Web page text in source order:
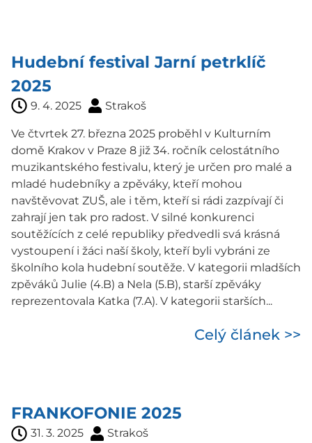
Hudební festival Jarní petrklíč
2025
9. 4. 2025 Strakoš
Ve čtvrtek 27. března 2025 proběhl v Kulturním
domě Krakov v Praze 8 již 34. ročník celostátního
muzikantského festivalu, který je určen pro malé a
mladé hudebníky a zpěváky, kteří mohou
navštěvovat ZUŠ, ale i těm, kteří si rádi zazpívají či
zahrají jen tak pro radost. V silné konkurenci
soutěžících z celé republiky předvedli svá krásná
vystoupení i žáci naší školy, kteří byli vybráni ze
školního kola hudební soutěže. V kategorii mladších
zpěváků Julie (4.B) a Nela (5.B), starší zpěváky
reprezentovala Katka (7.A). V kategorii starších...
Celý článek >>
FRANKOFONIE 2025
31. 3. 2025 Strakoš